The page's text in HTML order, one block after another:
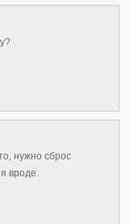
нужно сброс
вроде.